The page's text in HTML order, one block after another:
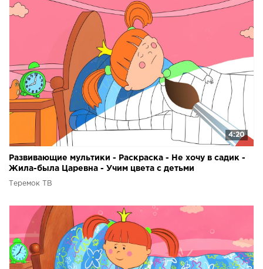
4:20
Развивающие мультики - Раскраска - Не хочу в садик -
Жила-была Царевна - Учим цвета с детьми
Теремок ТВ